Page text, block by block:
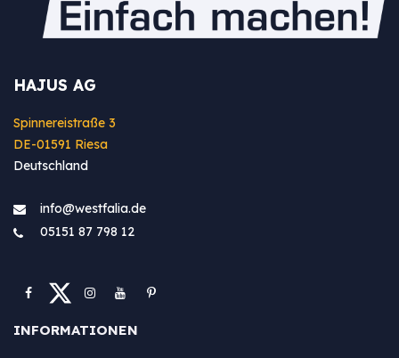
HAJUS AG
Spinnereistraße 3
DE-01591 Riesa
Deutschland
info@westfa​lia.de
05151 87 798 12
INFORMATIONEN